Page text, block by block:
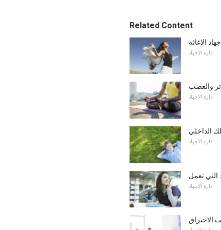
Related Content
الاغاثه
ادارة الاجهاد
والغضب
ادارة الاجهاد
ادارة الاجهاد
التي تعمل
ادارة الاجهاد
الاحتراق